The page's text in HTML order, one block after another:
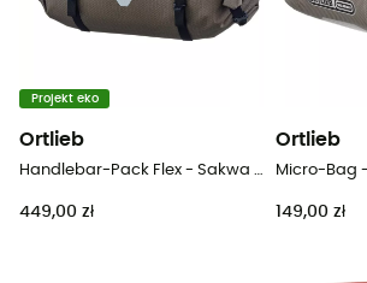
Projekt eko
Ortlieb
449,00 zł
Ortlieb
149,00 zł